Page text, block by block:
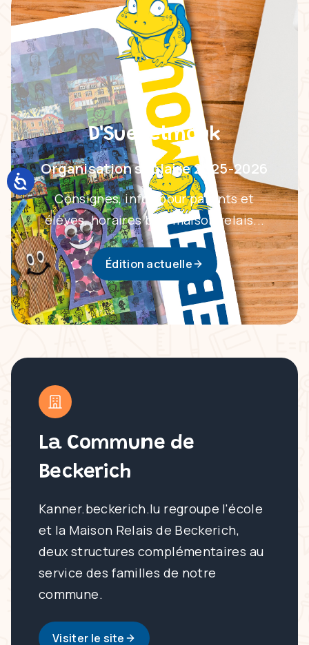
D'Suebelmouk
Organisation scolaire 2025-2026
Consignes, infos pour parents et
élèves, horaires bus, maison relais...
Édition actuelle
La Commune de
Beckerich
Kanner.beckerich.lu regroupe l'école
et la Maison Relais de Beckerich,
deux structures complémentaires au
service des familles de notre
commune.
Visiter le site